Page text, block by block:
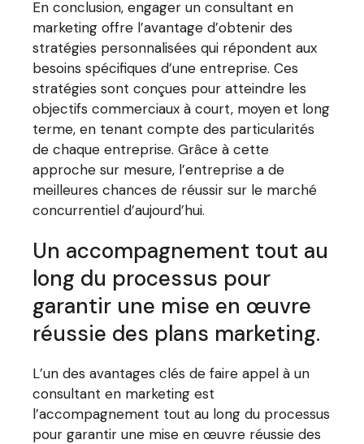
En conclusion, engager un consultant en
marketing offre l’avantage d’obtenir des
stratégies personnalisées qui répondent aux
besoins spécifiques d’une entreprise. Ces
stratégies sont conçues pour atteindre les
objectifs commerciaux à court, moyen et long
terme, en tenant compte des particularités
de chaque entreprise. Grâce à cette
approche sur mesure, l’entreprise a de
meilleures chances de réussir sur le marché
concurrentiel d’aujourd’hui.
Un accompagnement tout au
long du processus pour
garantir une mise en œuvre
réussie des plans marketing.
L’un des avantages clés de faire appel à un
consultant en marketing est
l’accompagnement tout au long du processus
pour garantir une mise en œuvre réussie des